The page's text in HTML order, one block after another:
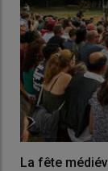
La fête